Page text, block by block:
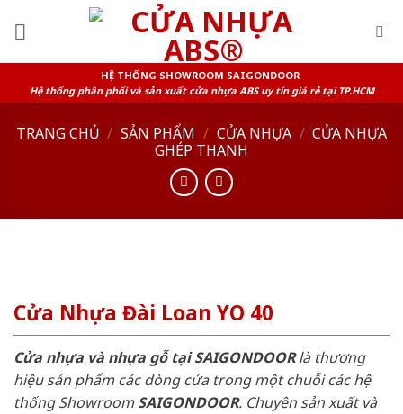
HỆ THỐNG SHOWROOM SAIGONDOOR
Hệ thống phân phối và sản xuất cửa nhựa ABS uy tín giá rẻ tại TP.HCM
TRANG CHỦ / SẢN PHẨM / CỬA NHỰA / CỬA NHỰA
GHÉP THANH
Cửa Nhựa Đài Loan YO 40
Cửa nhựa và nhựa gỗ tại SAIGONDOORlà thương
hiệu sản phẩm các dòng cửa trong một chuỗi các hệ
thống ShowroomSAIGONDOOR. Chuyên sản xuất và